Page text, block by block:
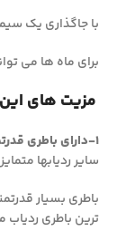
با جاگذاری یک
برای ماه ها می
مزیت های
۱-دارای باطری قدرتمند داخلی:
سایر ردیابها
ترین باطری ردیاب